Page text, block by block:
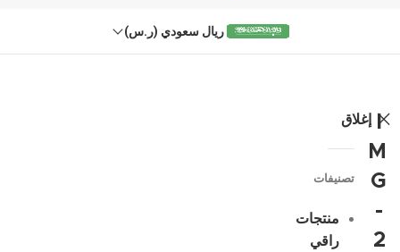
ريال سعودي (ر.س)
I
M
G
-
2
إغلاق
تصنيفات
منتجات
راقي